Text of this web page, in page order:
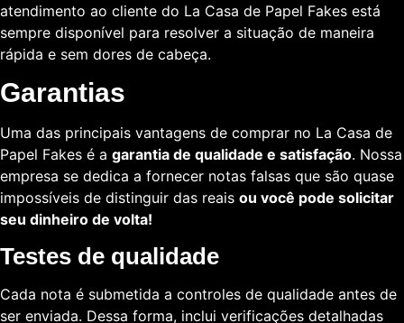
atendimento ao cliente do La Casa de Papel Fakes está
sempre disponível para resolver a situação de maneira
rápida e sem dores de cabeça.
Garantias
Uma das principais vantagens de comprar no La Casa de
Papel Fakes é a garantia de qualidade e satisfação. Nossa
empresa se dedica a fornecer notas falsas que são quase
impossíveis de distinguir das reais ou você pode solicitar
seu dinheiro de volta!
Testes de qualidade
Cada nota é submetida a controles de qualidade antes de
ser enviada. Dessa forma, inclui verificações detalhadas